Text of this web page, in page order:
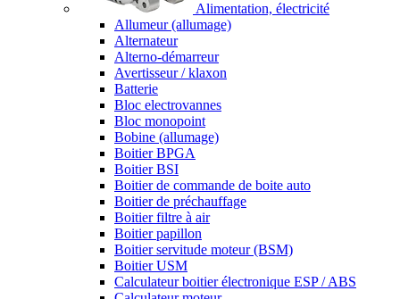
Alimentation, électricité
Allumeur (allumage)
Alternateur
Alterno-démarreur
Avertisseur / klaxon
Batterie
Bloc electrovannes
Bloc monopoint
Bobine (allumage)
Boitier BPGA
Boitier BSI
Boitier de commande de boite auto
Boitier de préchauffage
Boitier filtre à air
Boitier papillon
Boitier servitude moteur (BSM)
Boitier USM
Calculateur boitier électronique ESP / ABS